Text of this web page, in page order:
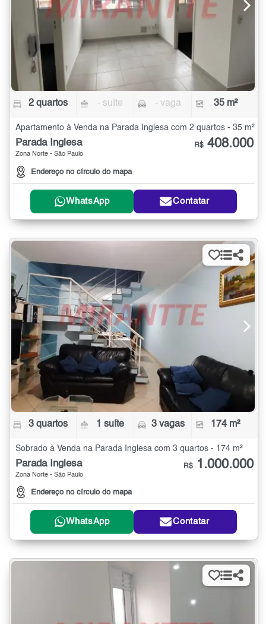
2 quartos - suíte - vaga 35 m²
Apartamento à Venda na Parada Inglesa com 2 quartos - 35 m²
Parada Inglesa
Zona Norte - São Paulo
Endereço no círculo do mapa
R$ 408.000
WhatsApp Contatar
3 quartos 1 suíte 3 vagas 174 m²
Sobrado à Venda na Parada Inglesa com 3 quartos - 174 m²
Parada Inglesa
Zona Norte - São Paulo
Endereço no círculo do mapa
R$ 1.000.000
WhatsApp Contatar